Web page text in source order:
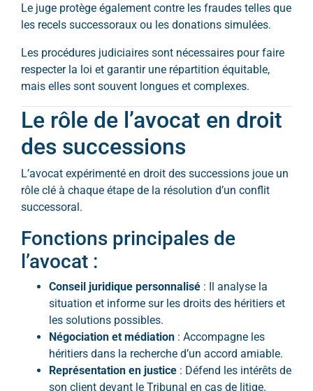
Le juge protège également contre les fraudes telles que
les recels successoraux ou les donations simulées.
Les procédures judiciaires sont nécessaires pour faire
respecter la loi et garantir une répartition équitable,
mais elles sont souvent longues et complexes.
Le rôle de l’avocat en droit
des successions
L’avocat expérimenté en droit des successions joue un
rôle clé à chaque étape de la résolution d’un conflit
successoral.
Fonctions principales de
l’avocat :
Conseil juridique personnalisé : Il analyse la
situation et informe sur les droits des héritiers et
les solutions possibles.
Négociation et médiation : Accompagne les
héritiers dans la recherche d’un accord amiable.
Représentation en justice : Défend les intérêts de
son client devant le Tribunal en cas de litige.